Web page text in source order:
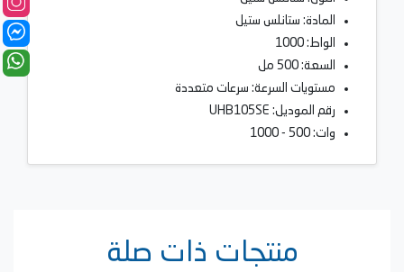
المادة: ستانلس ستيل
الواط: 1000
السعة: 500 مل
مستويات السرعة: سرعات متعددة
رقم الموديل: UHB105SE
وات: 500 - 1000
منتجات ذات صلة